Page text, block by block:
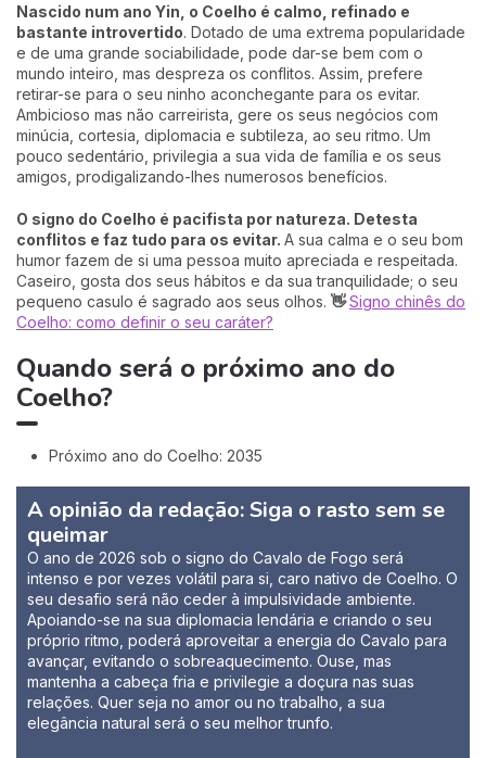
Nascido num ano Yin, o Coelho é calmo, refinado e
bastante introvertido. Dotado de uma extrema popularidade
e de uma grande sociabilidade, pode dar-se bem com o
mundo inteiro, mas despreza os conflitos. Assim, prefere
retirar-se para o seu ninho aconchegante para os evitar.
Ambicioso mas não carreirista, gere os seus negócios com
minúcia, cortesia, diplomacia e subtileza, ao seu ritmo. Um
pouco sedentário, privilegia a sua vida de família e os seus
amigos, prodigalizando-lhes numerosos benefícios.
O signo do Coelho é pacifista por natureza. Detesta
conflitos e faz tudo para os evitar. A sua calma e o seu bom
humor fazem de si uma pessoa muito apreciada e respeitada.
Caseiro, gosta dos seus hábitos e da sua tranquilidade; o seu
pequeno casulo é sagrado aos seus olhos. 👋Signo chinês do
Coelho: como definir o seu caráter?
Quando será o próximo ano do
Coelho?
Próximo ano do Coelho: 2035
A opinião da redação: Siga o rasto sem se
queimar
O ano de 2026 sob o signo do Cavalo de Fogo será
intenso e por vezes volátil para si, caro nativo de Coelho. O
seu desafio será não ceder à impulsividade ambiente.
Apoiando-se na sua diplomacia lendária e criando o seu
próprio ritmo, poderá aproveitar a energia do Cavalo para
avançar, evitando o sobreaquecimento. Ouse, mas
mantenha a cabeça fria e privilegie a doçura nas suas
relações. Quer seja no amor ou no trabalho, a sua
elegância natural será o seu melhor trunfo.